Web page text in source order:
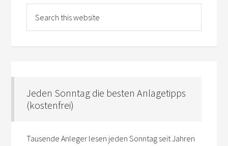
Jeden Sonntag die besten Anlagetipps
(kostenfrei)
Tausende Anleger lesen jeden Sonntag seit Jahren